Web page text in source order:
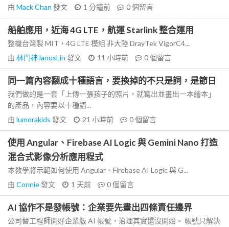
由 Mack Chan 發文 1 分鐘前 0個留言
船舶應用，近海 4G LTE，航運 Starlink 整合運用
整機台灣製 MIT，4G LTE 模組 非大陸 DrayTek VigorC4...
由 林門神JanusLin 發文 11 小時前 0個留言
同一篇內容翻成十種語言，要換掉的不只是詞，是節日
我們做的是一套「上傳一張孩子的照片，就寫出並畫出一本繪本」
的產品，內容要以十種語...
由 lumorakids 發文 21 小時前 0個留言
使用 Angular、Firebase AI Logic 與 Gemini Nano 打造
混合式影像分析應用程式
本教學將示範如何使用 Angular、Firebase AI Logic 與 G...
由 Connie發文 1 天前 0個留言
AI 協作不是發帳號：企業要先畫出四條責任邊界
公司替工程師開好企業版 AI 帳號，治理其實還沒開始。 帳號只解決